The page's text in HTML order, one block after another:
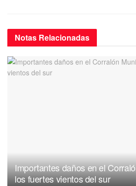
Notas Relacionadas
Importantes daños en el
los fuertes vientos del sur